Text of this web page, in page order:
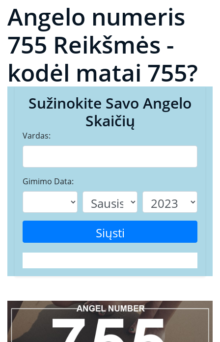
Angelo numeris
755 Reikšmės -
kodėl matai 755?
Sužinokite Savo Angelo
Skaičių
Vardas:
Gimimo Data:
Siųsti